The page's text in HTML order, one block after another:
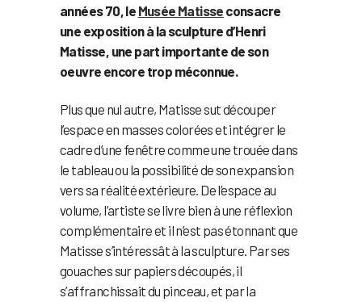
années 70, le Musée Matisse consacre
une exposition à la sculpture d’Henri
Matisse, une part importante de son
oeuvre encore trop méconnue.
Plus que nul autre, Matisse sut découper
l’espace en masses colorées et intégrer le
cadre d’une fenêtre comme une trouée dans
le tableau ou la possibilité de son expansion
vers sa réalité extérieure. De l’espace au
volume, l’artiste se livre bien à une réflexion
complémentaire et il n’est pas étonnant que
Matisse s’intéressât à la sculpture. Par ses
gouaches sur papiers découpés, il
s’affranchissait du pinceau, et par la